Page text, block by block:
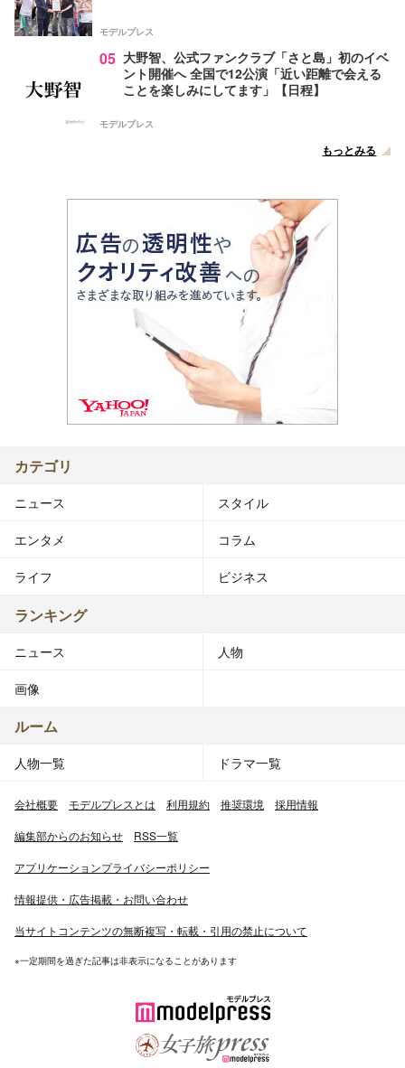
モデルプレス
05 大野智、公式ファンクラブ「さと島」初のイベ
ント開催へ 全国で12公演「近い距離で会える
ことを楽しみにしてます」【日程】
モデルプレス
もっとみる
カテゴリ
ニュース スタイル
エンタメ コラム
ライフ ビジネス
ランキング
ニュース 人物
画像
ルーム
人物一覧 ドラマ一覧
会社概要 モデルプレスとは 利用規約 推奨環境 採用情報
編集部からのお知らせ RSS一覧
アプリケーションプライバシーポリシー
情報提供・広告掲載・お問い合わせ
当サイトコンテンツの無断複写・転載・引用の禁止について
※一定期間を過ぎた記事は非表示になることがあります